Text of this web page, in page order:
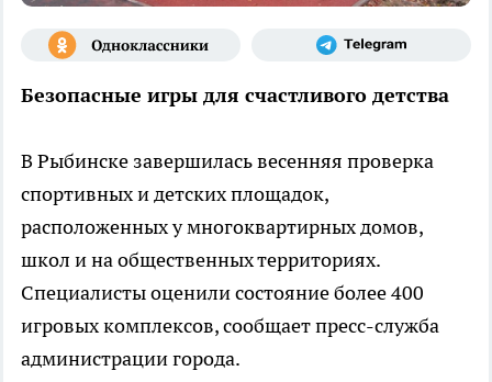
Безопасные игры для счастливого детства
В Рыбинске завершилась весенняя проверка
спортивных и детских площадок,
расположенных у многоквартирных домов,
школ и на общественных территориях.
Специалисты оценили состояние более 400
игровых комплексов, сообщает пресс-служба
администрации города.